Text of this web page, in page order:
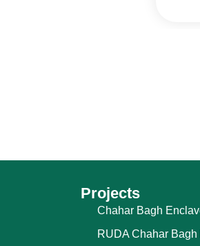
Projects
Chahar Bagh
RUDA Chahar Bagh